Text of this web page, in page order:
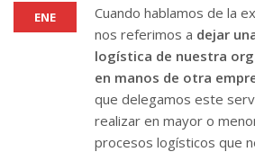
ENE
Cuando hablamos de la
nos referimos a dejar
logística de nuestra
en manos de otra
que delegamos este
realizar en mayor o
procesos logísticos que